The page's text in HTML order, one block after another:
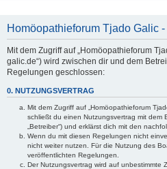
Homöopathieforum Tjado Galic
Mit dem Zugriff auf „Homöopathieforum
galic.de“) wird zwischen dir und dem
Regelungen geschlossen:
0. NUTZUNGSVERTRAG
Mit dem Zugriff auf „Homöopathieforum
schließt du einen Nutzungsvertrag mit dem
„Betreiber“) und erklärst dich mit den
Wenn du mit diesen Regelungen nicht
nicht weiter nutzen. Für die Nutzung des
veröffentlichten Regelungen.
Der Nutzungsvertrag wird auf unbestimmte